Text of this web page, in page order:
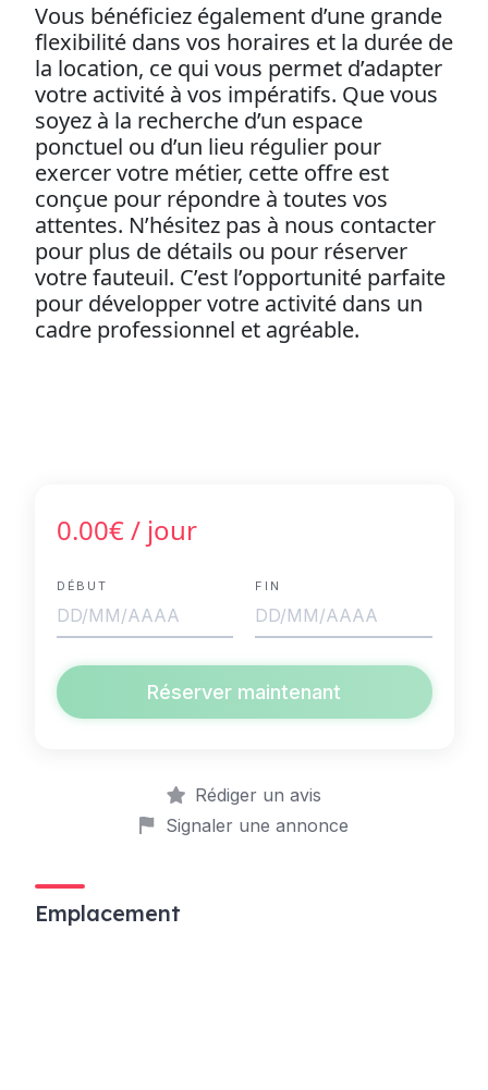
Vous bénéficiez également d’une grande
flexibilité dans vos horaires et la durée de
la location, ce qui vous permet d’adapter
votre activité à vos impératifs. Que vous
soyez à la recherche d’un espace
ponctuel ou d’un lieu régulier pour
exercer votre métier, cette offre est
conçue pour répondre à toutes vos
attentes. N’hésitez pas à nous contacter
pour plus de détails ou pour réserver
votre fauteuil. C’est l’opportunité parfaite
pour développer votre activité dans un
cadre professionnel et agréable.
0.00€/ jour
DÉBUT FIN
Réserver maintenant
Rédiger un avis
Signaler une annonce
Emplacement